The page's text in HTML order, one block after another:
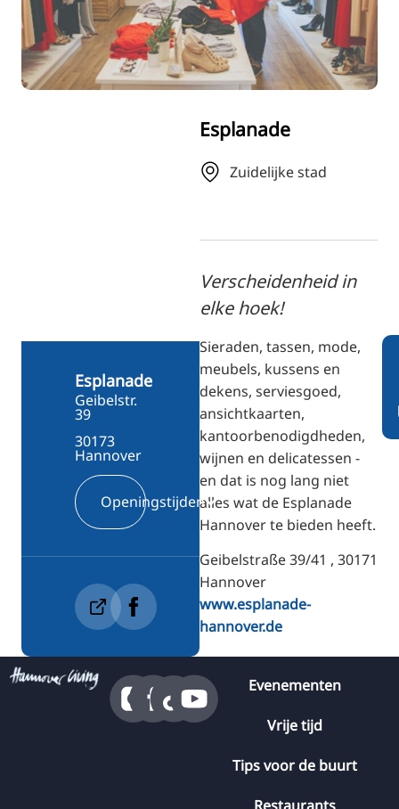
RU
FI
ZH
Esplanade
Zuidelijke stad
Verscheidenheid in
elke hoek!
Sieraden, tassen, mode,
meubels, kussens en
dekens, serviesgoed,
ansichtkaarten,
kantoorbenodigdheden,
wijnen en delicatessen -
en dat is nog lang niet
alles wat de Esplanade
Hannover te bieden heeft.
Geibelstraße 39/41 , 30171
Hannover
www.esplanade-
hannover.de
Esplanade
Geibelstr.
39
30173
Hannover
Openingstijden
Evenementen
Vrije tijd
Tips voor de buurt